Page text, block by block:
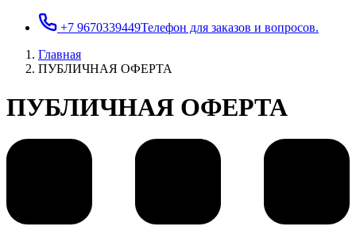
+7 9670339449Телефон для заказов и вопросов.
Главная
ПУБЛИЧНАЯ ОФЕРТА
ПУБЛИЧНАЯ ОФЕРТА